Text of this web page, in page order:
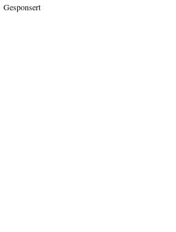
Gesponsert